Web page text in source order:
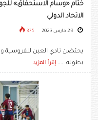
ختام «وسام الاستحقاق»
الاتحاد الدولي
375
يحتضن نادي العين للفروسية
بطولة ..... إقرأ المزيد